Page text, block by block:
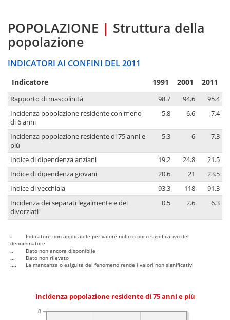
POPOLAZIONE | Struttura della
popolazione
INDICATORI AI CONFINI DEL 2011
Indicatore 1991 2001 2011
Rapporto di mascolinità 98.7 94.6
95.4
Incidenza popolazione residente con meno
di 6 anni
5.8 6.6 7.4
Incidenza popolazione residente di 75 anni e
più
5.3 6 7.3
Indice di dipendenza anziani 19.2 24.8
21.5
Indice di dipendenza giovani
20.6 21
23.5
Indice di vecchiaia
93.3 118
91.3
Incidenza dei separati legalmente e dei
divorziati
0.5 2.6 6.3
-
Indicatore non applicabile per valore nullo o poco significativo del
denominatore
..
Dato non ancora disponibile
...
Dato non rilevato
....
La mancanza o esiguità del fenomeno rende i valori non significativi
Incidenza popolazione residente di 75 anni e più
8